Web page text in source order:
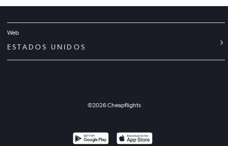
Web
ESTADOS UNIDOS
©2026Cheapflights